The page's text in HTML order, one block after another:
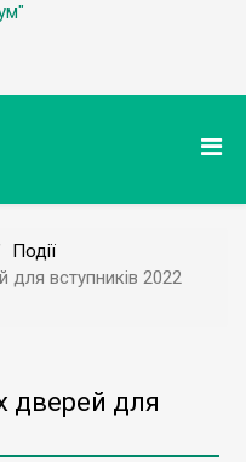
Події
для вступників 2022
дверей для